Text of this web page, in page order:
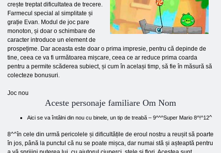
crește treptat dificultatea de trecere.
Farmecul special al simplitate și
grație Evan. Modul de joc pare
monoton, și doar o schimbare de
caracter introduce un element de
prospețime. Dar aceasta este doar o prima impresie, pentru că depinde de
tine, ceea ce va fi următoarea mișcare, ceea ce ar reduce prima coarda
pentru a permite scăderea subiect, și cum în același timp, să fie în măsură să
colecteze bonusuri.
Joc nou
Aceste personaje familiare Om Nom
Aici se va întâlni din nou cu binele, un tip de treabă – 9^^^Super Mario 8^!^12^
8^^în cele din urmă pericolele și dificultățile de eroul nostru a reușit să poarte
în jos, până la punctul că nu se poate mișca, dar numai stă și așteaptă pentru